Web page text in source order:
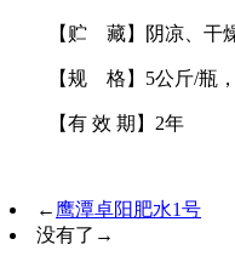
【贮 藏】阴凉、干燥
【规 格】5公斤/瓶，
【有 效 期】2年
← 鹰潭卓阳肥水1号
没有了 →